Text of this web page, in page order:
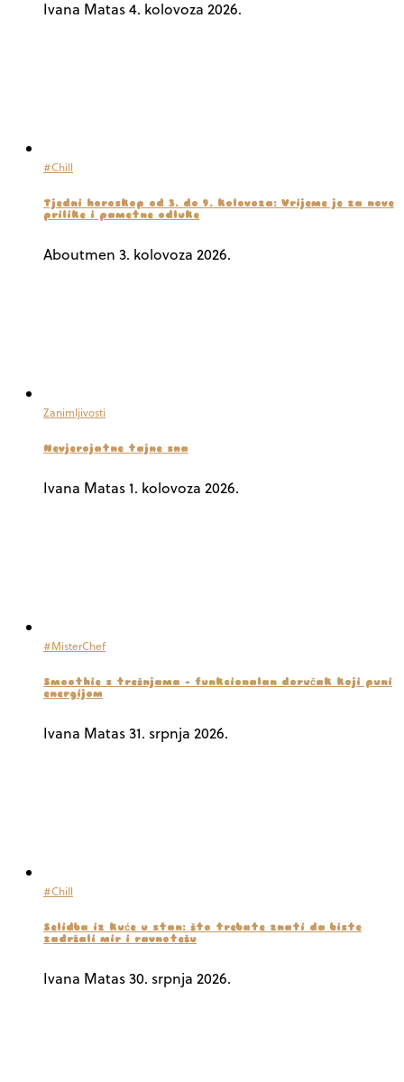
Ivana Matas4. kolovoza 2026.
#Chill
Tjedni horoskop od 3. do 9. kolovoza: Vrijeme je za nove
prilike i pametne odluke
Aboutmen 3. kolovoza 2026.
Zanimljivosti
Nevjerojatne tajne sna
Ivana Matas1. kolovoza 2026.
#MisterChef
Smoothie s trešnjama – funkcionalan doručak koji puni
energijom
Ivana Matas31. srpnja 2026.
#Chill
Selidba iz kuće u stan: što trebate znati da biste
zadržali mir i ravnotežu
Ivana Matas30. srpnja 2026.